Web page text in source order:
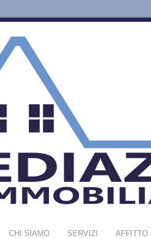
CHI SIAMO SERVIZI AFFITTO